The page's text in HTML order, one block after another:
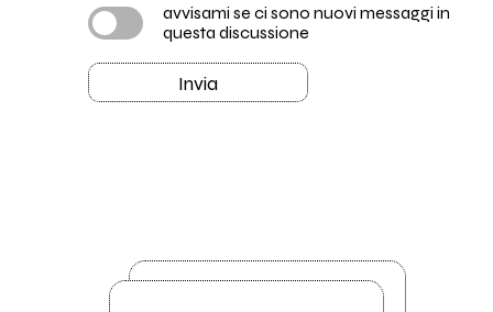
avvisami se ci sono nuovi messaggi in
questa discussione
Invia